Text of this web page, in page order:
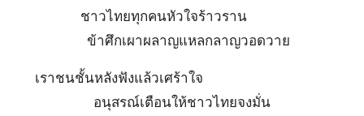
ชาวไทยทุกคนหัวใจร้าวราน
ข้าศึกเผาผลาญแหลกลาญวอดวาย
เราชนชั้นหลังฟังแล้วเศร้าใจ
อนุสรณ์เตือนให้ชาวไทยจงมั่น